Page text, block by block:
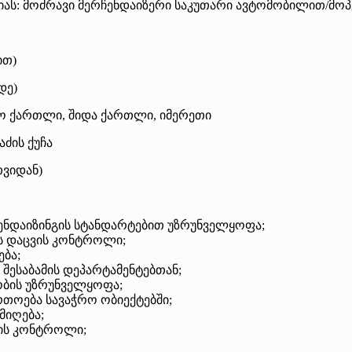
მოძრავი მერჩენდაიზერი საკუთარი ავტომობილით/
ქართლი, შიდა ქართლი, იმერეთი
ქუჩა
სტანდარტებით უზრუნველყოფა;
დაცვის კონტროლი;
დეპარტამენტებთან;
უზრუნველყოფა;
სავაჭრო ობიექტებში;
კონტროლი;